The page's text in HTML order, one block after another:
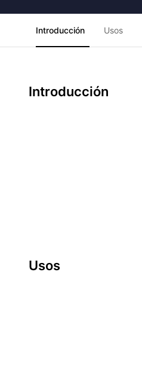
Introducción Usos
Introducción
Usos